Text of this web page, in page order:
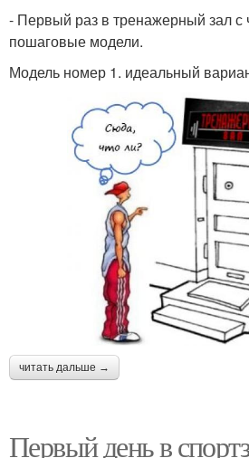
- Первый раз в тренажерный зал с
пошаговые модели.
Модель номер 1. идеальный
читать дальше →
Первый день в